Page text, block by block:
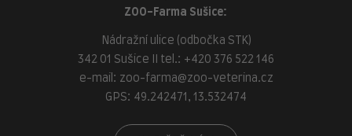
ZOO-Farma Sušice:
Nádražní ulice (odbočka STK)
342 01 Sušice II tel.: +420 376 522 146
e-mail: zoo-farma@zoo-veterina.cz
GPS: 49.242471, 13.532474